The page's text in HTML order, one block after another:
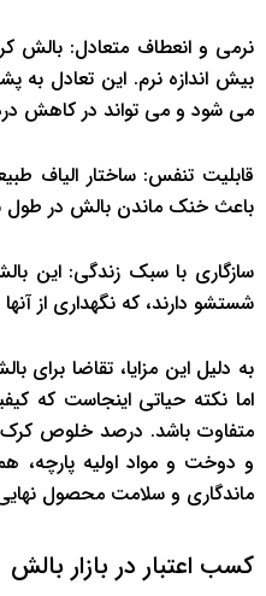
نرمی و انعطاف متعادل:
بیش اندازه نرم. این تعادل به
می شود و می تواند در کاهش
قابلیت تنفس: ساختار الیاف
باعث خنک ماندن بالش در
سازگاری با سبک زندگی: این
شستشو دارند، که نگهداری از
به دلیل این مزایا، تقاضا برای
اما نکته حیاتی اینجاست که
متفاوت باشد. درصد خلوص کرک،
و دوخت و مواد اولیه پارچه،
ماندگاری و سلامت محصول
کسب اعتبار در بازار بالش